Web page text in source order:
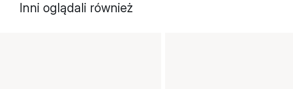
Inni oglądali również